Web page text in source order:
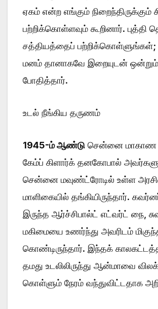
ஏகம் என்ற எங்கும் நிறைந்திருக்கும்
பற்றிக்கொள்ளவும் கூறினார். புத்தி
சத்தியத்தைப் பற்றிக்கொள்ளுங்கள்;
மனம் தானாகவே இறையுடன்
போதித்தார்.
உடல் நீங்கிய தருணம்
1945-ம் ஆண்டு சென்னை மாகாண
கேம்ப் கிளார்க் தனகோபால்
சென்னை மவுண்ட்ரோடில் உள்ள
மாளிகையில் தங்கியிருந்தார்.
இருந்த ஆர்ச்சிபால்ட் எட்வர்ட் நை,
மகிமையை உணர்ந்து அவரிடம்
கொண்டிருந்தார். இந்தக்
தமது உடலிலிருந்து ஆன்மாவை
கொள்ளும் நேரம் வந்துவிட்டதாக